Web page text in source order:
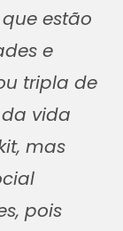
estão
e
tripla de
vida
mas
pois